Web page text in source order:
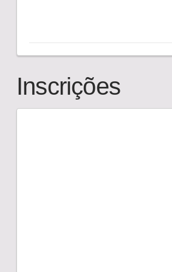
Inscrições